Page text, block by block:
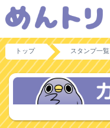
トップ スタンプ一覧